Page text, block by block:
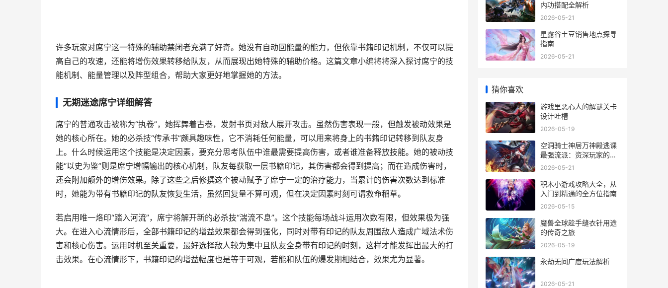
许多玩家对席宁这一特殊的辅助禁闭者充满了好奇。她没有自动回能量的能力，但依靠书籍印记机制，不仅可以提
高自己的攻速，还能将增伤效果转移给队友，从而展现出她特殊的辅助价格。这篇文章小编将将深入探讨席宁的技
能机制、能量管理以及阵型组合，帮助大家更好地掌握她的方法。
无期迷途席宁详细解答
席宁的普通攻击被称为“执卷”，她挥舞着古卷，发射书页对敌人展开攻击。虽然伤害表现一般，但触发被动效果是
她的核心所在。她的必杀技“传承书”颇具趣味性，它不消耗任何能量，可以用来将身上的书籍印记转移到队友身
上。什么时候运用这个技能是决定因素，要充分思考队伍中谁最需要提高伤害，或者谁准备释放技能。她的被动技
能“以史为鉴”则是席宁增幅输出的核心机制，队友每获取一层书籍印记，其伤害都会得到提高；而在造成伤害时，
还会附加额外的增伤效果。除了这些之后修撰这个被动赋予了席宁一定的治疗能力，当累计的伤害次数达到标准
时，她能为带有书籍印记的队友恢复生活，虽然回复量不算可观，但在决定因素时刻可谓救命稻草。
若启用唯一烙印“踏入河流”，席宁将解开新的必杀技“湍流不息”。这个技能每场战斗运用次数有限，但效果极为强
大。在进入心流情形后，全部书籍印记的增益效果都会得到强化，同时对带有印记的队友周围敌人造成广域法术伤
害和核心伤害。运用时机至关重要，最好选择敌人较为集中且队友全身带有印记的时刻，这样才能发挥出最大的打
击效果。在心流情形下，书籍印记的增益幅度也是等于可观，若能和队伍的爆发期相结合，效果尤为显著。
内功搭配全解析
2026-05-21
星露谷土豆销售地点探寻
指南
2026-05-21
猜你喜欢
游戏里恶心人的解谜关卡
设计吐槽
2026-05-19
空洞骑士神居万神殿逃课
最强流派：资深玩家的智
慧选择
2026-05-21
积木小游戏攻略大全，从
入门到精通的全方位指南
2026-05-15
魔兽全球趁手缝衣针用途
的传奇之旅
2026-05-19
永劫无间广度玩法解析
2026-05-21